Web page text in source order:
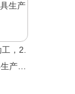
，2.
产新